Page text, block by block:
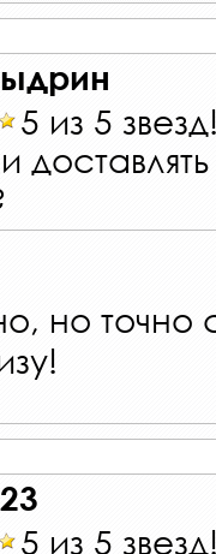
5 из 5
но точно
5 из 5